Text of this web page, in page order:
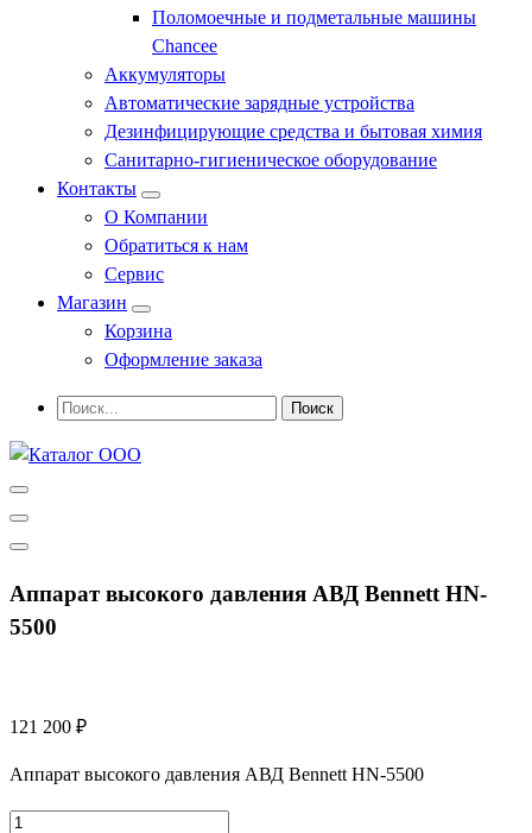
Поломоечные и подметальные машины
Chancee
Аккумуляторы
Автоматические зарядные устройства
Дезинфицирующие средства и бытовая химия
Санитарно-гигиеническое оборудование
Контакты
О Компании
Обратиться к нам
Сервис
Магазин
Корзина
Оформление заказа
Аппарат высокого давления АВД Bennett HN-
5500
121 200 ₽
Аппарат высокого давления АВД Bennett HN-5500
Количество